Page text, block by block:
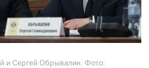
и Сергей Обрывалин. Фото: